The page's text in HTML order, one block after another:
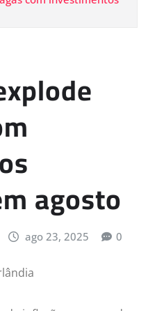
agosto
ago 23, 2025 0